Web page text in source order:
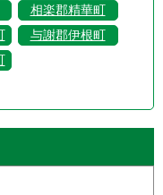
相楽郡精華町
与謝郡伊根町